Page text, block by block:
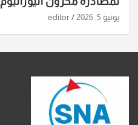
يونيو 5, 2026 editor